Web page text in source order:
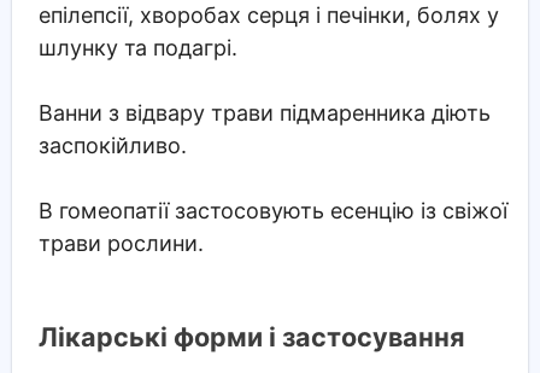
епілепсії, хворобах серця і печінки, болях у
шлунку та подагрі.
Ванни з відвару трави підмаренника діють
заспокійливо.
В гомеопатії застосовують есенцію із свіжої
трави рослини.
Лікарські форми і застосування